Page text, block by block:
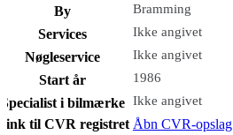
By Bramming
Services Ikke angivet
Nøgleservice Ikke angivet
Start år 1986
Specialist i bilmærke Ikke angivet
til CVR registret Åbn CVR-opslag